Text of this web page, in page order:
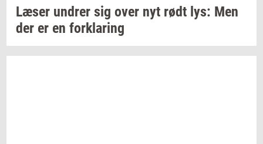
Læser un­drer sig over nyt rødt lys: Men
der er en for­kla­ring